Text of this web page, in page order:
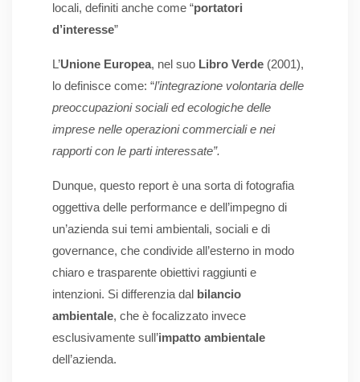
locali, definiti anche come “portatori
d’interesse”
L’Unione Europea, nel suo Libro Verde (2001),
lo definisce come: “l’integrazione volontaria delle
preoccupazioni sociali ed ecologiche delle
imprese nelle operazioni commerciali e nei
rapporti con le parti interessate”.
Dunque, questo report è una sorta di fotografia
oggettiva delle performance e dell’impegno di
un’azienda sui temi ambientali, sociali e di
governance, che condivide all’esterno in modo
chiaro e trasparente obiettivi raggiunti e
intenzioni. Si differenzia dal bilancio
ambientale, che è focalizzato invece
esclusivamente sull’impatto ambientale
dell’azienda.